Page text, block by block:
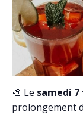
🎨 Le samedi 7
prolongement